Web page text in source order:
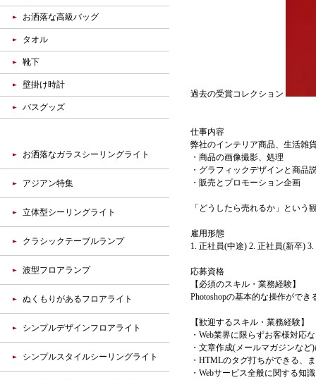
過去の受賞コレクション
仕事内容
弊社のインテリア商品、生活雑
・商品の画像撮影、処理
・グラフィックデザインと商品
・販売とプロモーション企画
「どうしたら売れるか」とい
雇用形態
1. 正社員(中途) 2. 正社員(新卒)
応募資格
【必須のスキル・業務経験】
Photoshopの基本的な操作ができ
【歓迎するスキル・業務経験】
・Web業界に限らずお客様対応
・文章作成(メールマガジンな
・HTMLのタグ打ちができる、
・Webサービス全般に関する知
お洒落な高級バッグ
タオル
靴下
壁掛け時計
バスグッズ
お洒落なガラスシーリングライト
アジアン特集
立体型シーリングライト
クラシックテーブルランプ
波型フロアランプ
ぬくもりがあるフロアライト
シンプルデザインフロアライト
シンプルスタイルシーリングライト